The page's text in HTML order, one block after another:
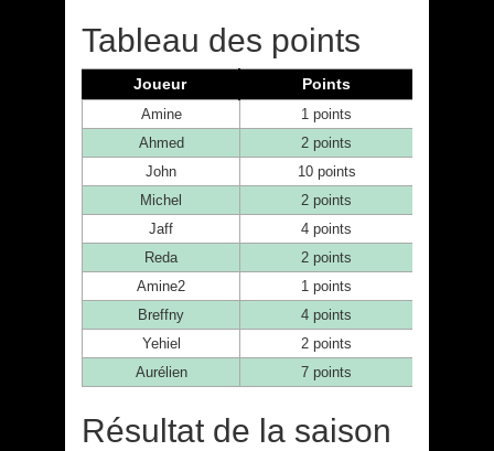
Tableau des points
Joueur Points
Amine
1 points
Ahmed
2 points
John
10 points
Michel
2 points
Jaff
4 points
Reda
2 points
Amine2
1 points
Breffny
4 points
Yehiel
2 points
Aurélien
7 points
Résultat de la saison